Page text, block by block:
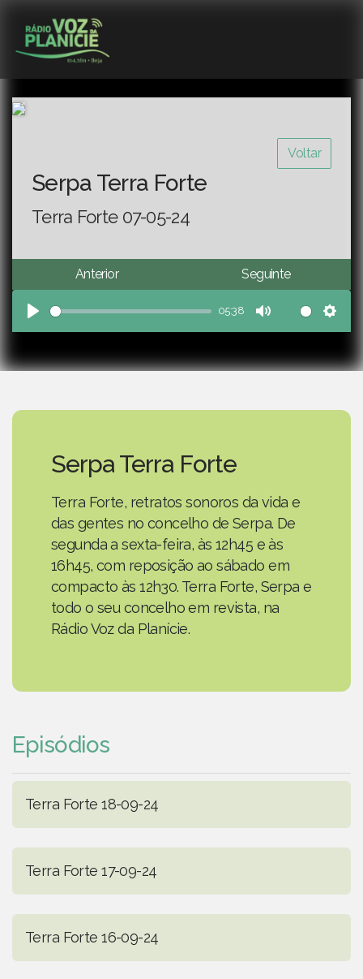
Voltar
Serpa Terra Forte
Terra Forte 07-05-24
Anterior Seguinte
Play
05:38
Mute
Serpa Terra Forte
Terra Forte, retratos sonoros da vida e
das gentes no concelho de Serpa. De
segunda a sexta-feira, às 12h45 e às
16h45, com reposição ao sábado em
compacto às 12h30. Terra Forte, Serpa e
todo o seu concelho em revista, na
Rádio Voz da Planície.
Episódios
Terra Forte 18-09-24
Terra Forte 17-09-24
Terra Forte 16-09-24